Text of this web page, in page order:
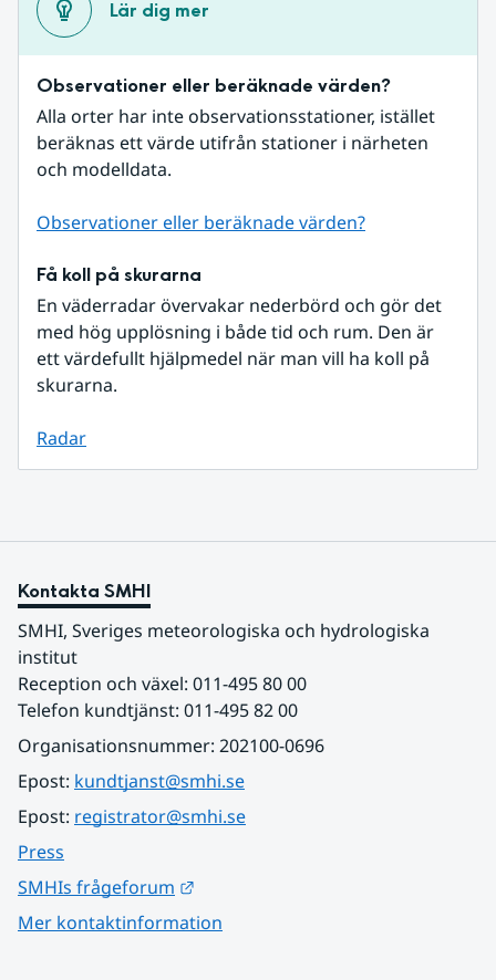
Lär dig mer
Observationer eller beräknade värden?
Alla orter har inte observationsstationer, istället
beräknas ett värde utifrån stationer i närheten
och modelldata.
Observationer eller beräknade värden?
Få koll på skurarna
En väderradar övervakar nederbörd och gör det
med hög upplösning i både tid och rum. Den är
ett värdefullt hjälpmedel när man vill ha koll på
skurarna.
Radar
Kontakta SMHI
SMHI, Sveriges meteorologiska och hydrologiska
institut
Reception och växel: 011-495 80 00
Telefon kundtjänst: 011-495 82 00
Organisationsnummer: 202100-0696
Epost: kundtjanst@smhi.se
Epost: registrator@smhi.se
Press
SMHIs frågeforum
Mer kontaktinformation